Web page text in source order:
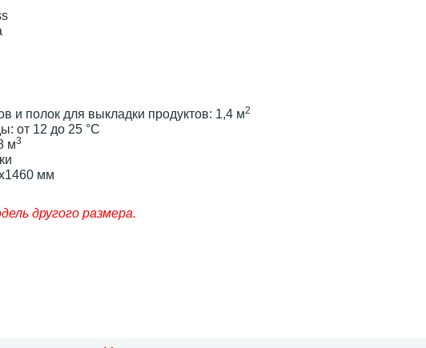
и полок для выкладки продуктов: 1,4 м2
от 12 до 25 °С
м3
мм
другого размера.